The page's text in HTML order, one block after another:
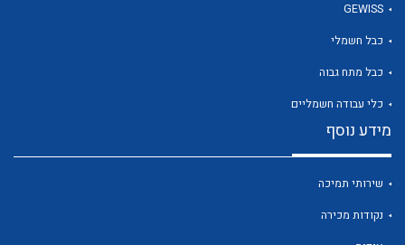
GEWISS
כבל חשמלי
כבל מתח גבוה
כלי עבודה חשמליים
מידע נוסף
שירותי תמיכה
נקודות מכירה